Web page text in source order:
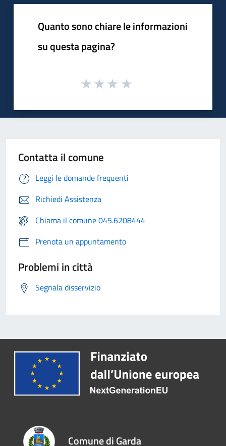
Quanto sono chiare le informazioni
su questa pagina?
Contatta il comune
Leggi le domande frequenti
Richiedi Assistenza
Chiama il comune 045.6208444
Prenota un appuntamento
Problemi in città
Segnala disservizio
Comune di Garda